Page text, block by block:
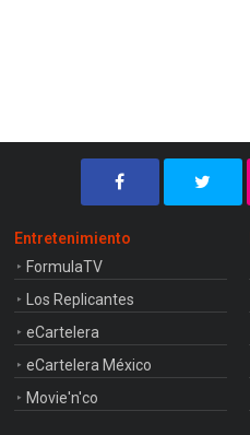
Entretenimiento
FormulaTV
Los Replicantes
eCartelera
eCartelera México
Movie'n'co